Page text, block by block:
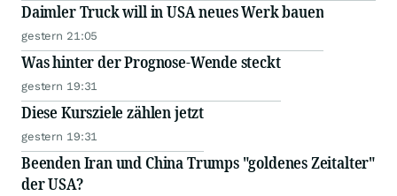
Daimler Truck will in USA neues Werk bauen
gestern 21:05
Was hinter der Prognose-Wende steckt
gestern 19:31
Diese Kursziele zählen jetzt
gestern 19:31
Beenden Iran und China Trumps "goldenes Zeitalter"
der USA?